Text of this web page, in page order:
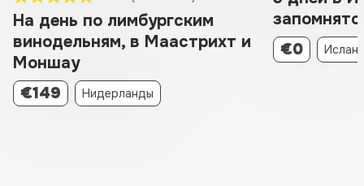
На день по лимбургским
винодельням, в Маастрихт и
Моншау
€149
Нидерланды
€0